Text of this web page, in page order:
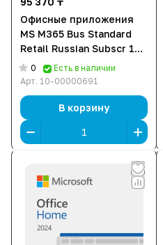
Офисные приложения
MS M365 Bus Standard
Retail Russian Subscr 1YR
Kazakhstan Only
Medialess P8 [KLQ-
0
Есть в наличии
Арт. 10-00000691
В корзину